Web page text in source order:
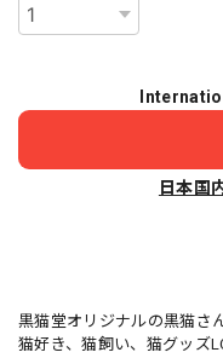
日本国
黒猫堂オリジナルの黒猫さ
猫好き、猫飼い、猫グッズ